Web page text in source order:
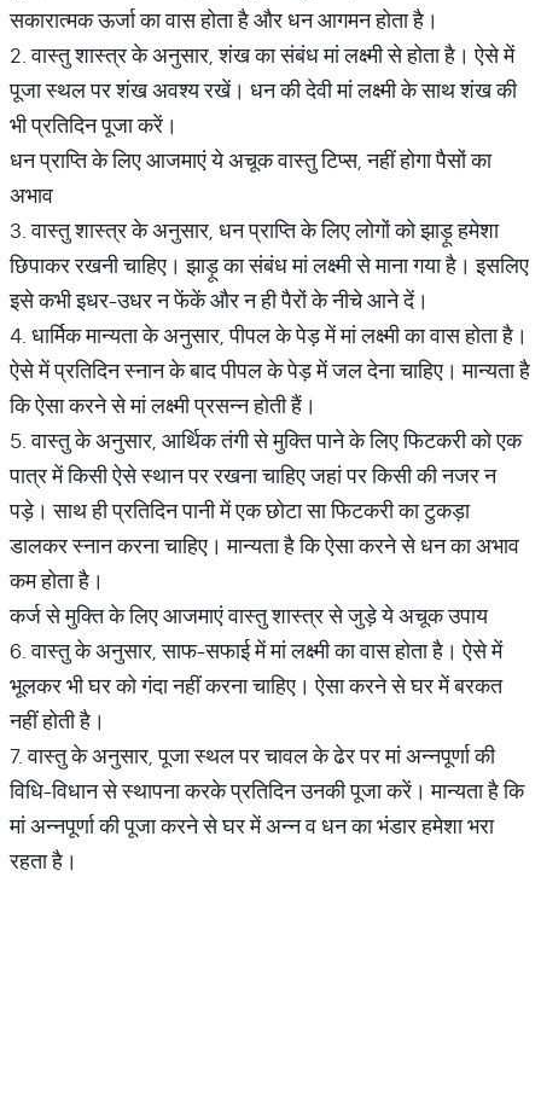
सकारात्मक ऊर्जा का वास होता है और धन आगमन होता है।
2. वास्तु शास्त्र के अनुसार, शंख का संबंध मां लक्ष्मी से होता है। ऐसे में
पूजा स्थल पर शंख अवश्य रखें। धन की देवी मां लक्ष्मी के साथ शंख की
भी प्रतिदिन पूजा करें।
धन प्राप्ति के लिए आजमाएं ये अचूक वास्तु टिप्स, नहीं होगा पैसों का
अभाव
3. वास्तु शास्त्र के अनुसार, धन प्राप्ति के लिए लोगों को झाड़ू हमेशा
छिपाकर रखनी चाहिए। झाड़ू का संबंध मां लक्ष्मी से माना गया है। इसलिए
इसे कभी इधर-उधर न फेंकें और न ही पैरों के नीचे आने दें।
4. धार्मिक मान्यता के अनुसार, पीपल के पेड़ में मां लक्ष्मी का वास होता है।
ऐसे में प्रतिदिन स्नान के बाद पीपल के पेड़ में जल देना चाहिए। मान्यता है
कि ऐसा करने से मां लक्ष्मी प्रसन्न होती हैं।
5. वास्तु के अनुसार, आर्थिक तंगी से मुक्ति पाने के लिए फिटकरी को एक
पात्र में किसी ऐसे स्थान पर रखना चाहिए जहां पर किसी की नजर न
पड़े। साथ ही प्रतिदिन पानी में एक छोटा सा फिटकरी का टुकड़ा
डालकर स्नान करना चाहिए। मान्यता है कि ऐसा करने से धन का अभाव
कम होता है।
कर्ज से मुक्ति के लिए आजमाएं वास्तु शास्त्र से जुड़े ये अचूक उपाय
6. वास्तु के अनुसार, साफ-सफाई में मां लक्ष्मी का वास होता है। ऐसे में
भूलकर भी घर को गंदा नहीं करना चाहिए। ऐसा करने से घर में बरकत
नहीं होती है।
7. वास्तु के अनुसार, पूजा स्थल पर चावल के ढेर पर मां अन्नपूर्णा की
विधि-विधान से स्थापना करके प्रतिदिन उनकी पूजा करें। मान्यता है कि
मां अन्नपूर्णा की पूजा करने से घर में अन्न व धन का भंडार हमेशा भरा
रहता है।